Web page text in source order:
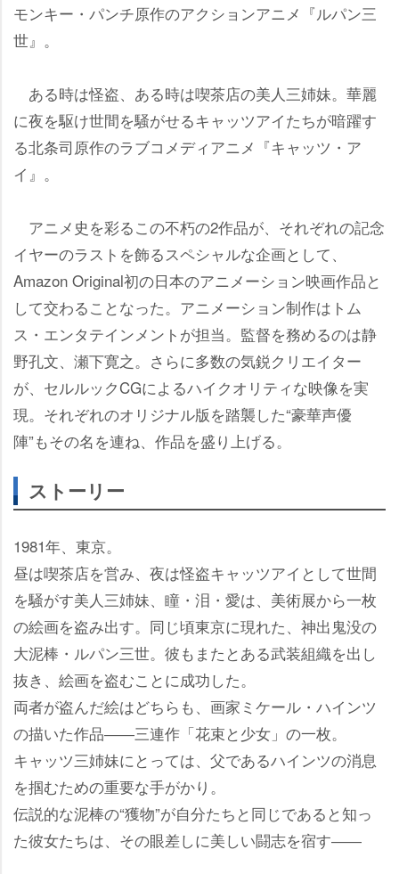
モンキー・パンチ原作のアクションアニメ『ルパン三
世』。
ある時は怪盗、ある時は喫茶店の美人三姉妹。華麗
に夜を駆け世間を騒がせるキャッツアイたちが暗躍す
る北条司原作のラブコメディアニメ『キャッツ・ア
イ』。
アニメ史を彩るこの不朽の2作品が、それぞれの記念
イヤーのラストを飾るスペシャルな企画として、
Amazon Original初の日本のアニメーション映画作品と
して交わることなった。アニメーション制作はトム
ス・エンタテインメントが担当。監督を務めるのは静
野孔文、瀬下寛之。さらに多数の気鋭クリエイター
が、セルルックCGによるハイクオリティな映像を実
現。それぞれのオリジナル版を踏襲した“豪華声優
陣”もその名を連ね、作品を盛り上げる。
ストーリー
1981年、東京。
昼は喫茶店を営み、夜は怪盗キャッツアイとして世間
を騒がす美人三姉妹、瞳・泪・愛は、美術展から一枚
の絵画を盗み出す。同じ頃東京に現れた、神出鬼没の
大泥棒・ルパン三世。彼もまたとある武装組織を出し
抜き、絵画を盗むことに成功した。
両者が盗んだ絵はどちらも、画家ミケール・ハインツ
の描いた作品――三連作「花束と少女」の一枚。
キャッツ三姉妹にとっては、父であるハインツの消息
を掴むための重要な手がかり。
伝説的な泥棒の“獲物”が自分たちと同じであると知っ
た彼女たちは、その眼差しに美しい闘志を宿す――